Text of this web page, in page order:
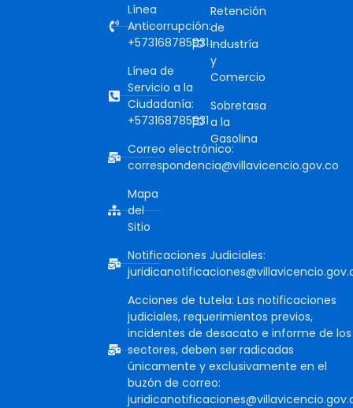
Línea
Anticorrupción:
+573168785931
Línea de
Servicio a la
Ciudadanía:
+573168785931
Correo electrónico:
correspondencia@villavicencio.gov.co
Mapa
del
Sitio
Notificaciones Judiciales:
Acciones de tutela: Las notificaciones
judiciales, requerimientos previos,
incidentes de desacato e informe de los
sectores, deben ser radicadas
únicamente y exclusivamente en el
buzón de correo:
Retención
de
Industría
y
Comercio
Sobretasa
a la
Gasolina